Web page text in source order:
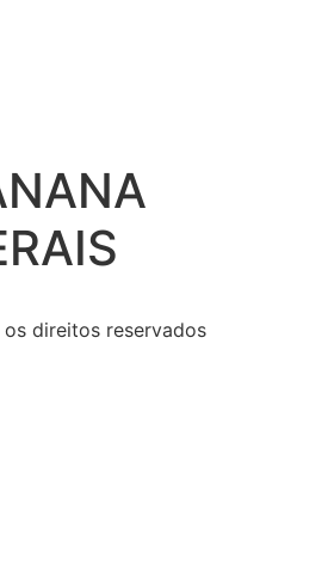
os direitos reservados